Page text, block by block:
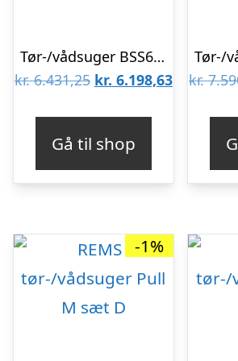
Tør-/vådsuger BSS607M m/tilbehør, M-klasse 1380W
kr.6.431,25 Den
var:
kr. 6.431,25.
kr. 6.198,63Den
kr.
Gå til shop
kr.
-1%